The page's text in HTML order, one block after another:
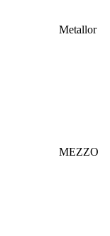
Metallor
MEZZO